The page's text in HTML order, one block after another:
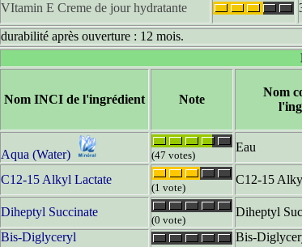
VItamin E Creme de jour hydratante
durabilité après ouverture : 12 mois.
Nom INCI de l'ingrédient Note
Nom
Aqua (Water) (47 votes)
Eau
C12-15 Alkyl Lactate
(1 vote)
C12-15
Diheptyl Succinate
(0 vote)
Diheptyl
Bis-Diglyceryl
Bis-